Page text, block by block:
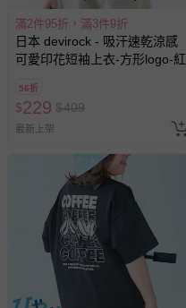
滿2件95折，滿3件9折
日本 devirock - 吸汗速乾涼感
可愛印花短袖上衣-方形logo-紅
56折
$229 $409
最新上架